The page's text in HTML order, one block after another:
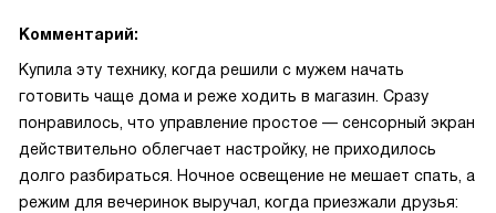
Комментарий:
Купила эту технику, когда решили с мужем начать
готовить чаще дома и реже ходить в магазин. Сразу
понравилось, что управление простое — сенсорный экран
действительно облегчает настройку, не приходилось
долго разбираться. Ночное освещение не мешает спать, а
режим для вечеринок выручал, когда приезжали друзья: